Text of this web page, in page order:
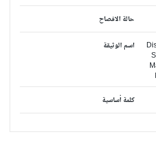
حالة الافصاح
اسم الوثيقة
كلمة أساسية